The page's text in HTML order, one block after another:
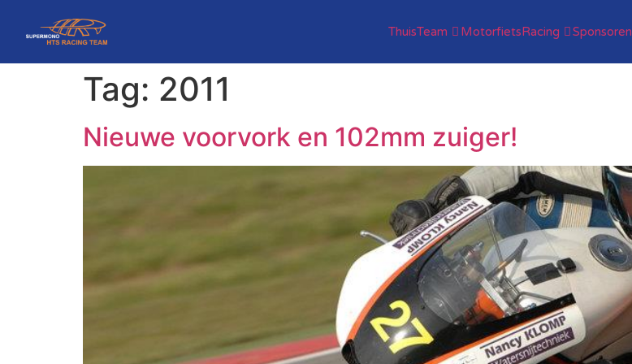
ThuisTeam MotorfietsRacing Sponsoren
Tag: 2011
Nieuwe voorvork en 102mm zuiger!